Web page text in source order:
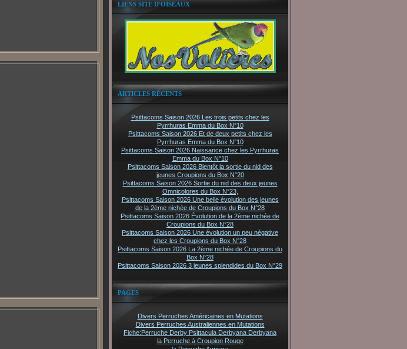
LIENS SITE D'OISEAUX
ARTICLES RÉCENTS
Psittacoms Saison 2026 Les trois petits chez les
Pyrrhuras Emma du Box N°10
Psittacoms Saison 2026 Et de deux petits chez les
Pyrrhuras Emma du Box N°10
Psittacoms Saison 2026 Naissance chez les Pyrrhuras
Emma du Box N°10
Psittacoms Saison 2026 Bientôt la sortie du nid des
jeunes Croupions du Box N°20
Psittacoms Saison 2026 Sortie du nid des deux jeunes
Omnicolores du Box N°23,
Psittacoms Saison 2026 Une belle évolution des jeunes
de la 2ème nichée de Croupions du Box N°28
Psittacoms Saison 2026 Évolution de la 2ème nichée de
Croupions du Box N°28
Psittacoms Saison 2026 Une évolution un peu négative
chez les Croupions du Box N°28
Psittacoms Saison 2026 La 2ème nichée de Croupions du
Box N°28
Psittacoms Saison 2026 3 jeunes splendides du Box N°29
PAGES
Divers Perruches Américaines en Mutations
Divers Perruches Australiennes en Mutations
Fiche:Perruche Derby Psittacula Derbyana Derbyana
la Perruche à Croupion Rouge